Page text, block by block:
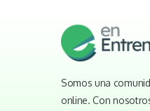
Somos una
online. Con